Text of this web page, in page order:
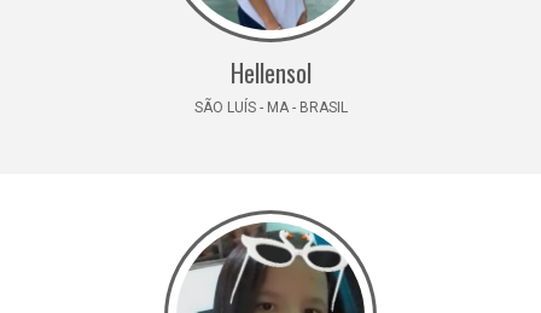
Hellensol
SÃO LUÍS - MA - BRASIL